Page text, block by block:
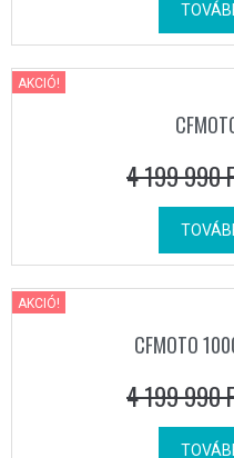
AKCIÓ!
4 199 990
AKCIÓ!
CFMOTO
4 199 990